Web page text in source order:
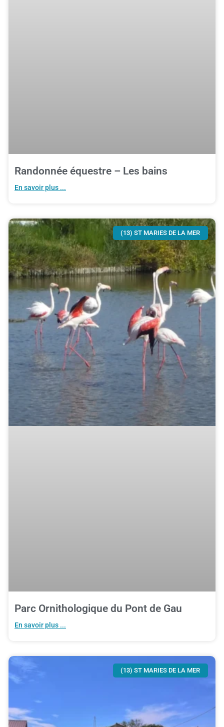
Randonnée équestre – Les bains
En savoir plus ...
(13) ST MARIES DE LA MER
Parc Ornithologique du Pont de Gau
En savoir plus ...
(13) ST MARIES DE LA MER